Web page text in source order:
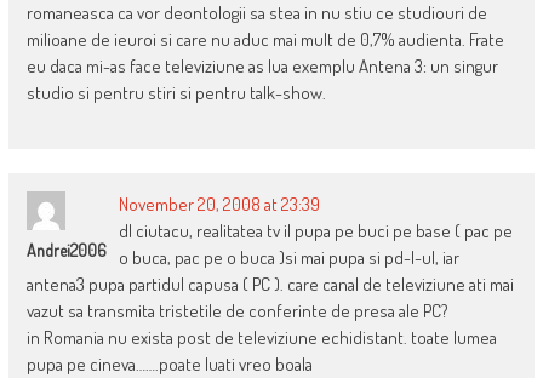
romaneasca ca vor deontologii sa stea in nu stiu ce studiouri de
milioane de ieuroi si care nu aduc mai mult de 0,7% audienta. Frate
eu daca mi-as face televiziune as lua exemplu Antena 3: un singur
studio si pentru stiri si pentru talk-show.
Andrei2006
November 20, 2008 at 23:39
dl ciutacu, realitatea tv il pupa pe buci pe base ( pac pe
o buca, pac pe o buca )si mai pupa si pd-l-ul, iar
antena3 pupa partidul capusa ( PC ). care canal de televiziune ati mai
vazut sa transmita tristetile de conferinte de presa ale PC?
in Romania nu exista post de televiziune echidistant. toate lumea
pupa pe cineva…….poate luati vreo boala